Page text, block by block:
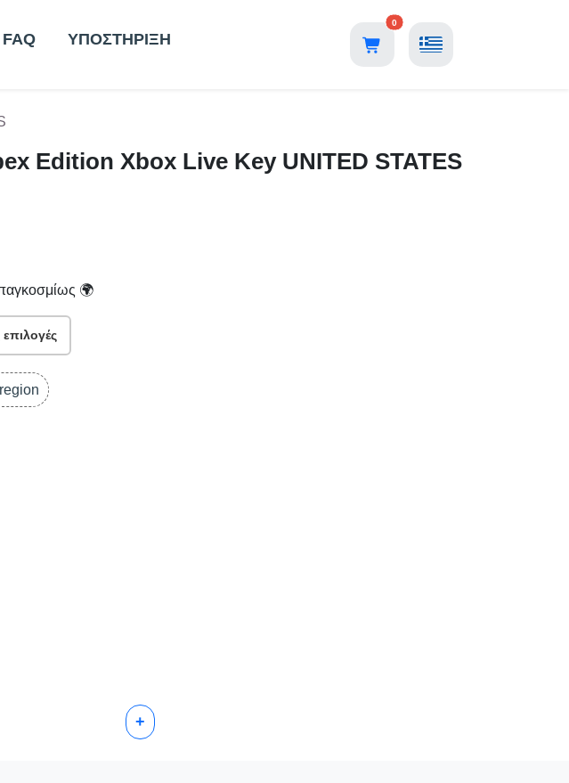
FAQ ΥΠΟΣΤΗΡΙΞΗ
0
Edition Xbox Live Key UNITED STATES
🌍
επιλογές
+